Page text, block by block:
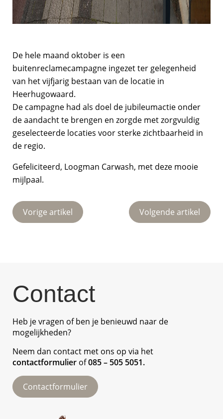
De hele maand oktober is een
buitenreclamecampagne ingezet ter gelegenheid
van het vijfjarig bestaan van de locatie in
Heerhugowaard.
De campagne had als doel de jubileumactie onder
de aandacht te brengen en zorgde met zorgvuldig
geselecteerde locaties voor sterke zichtbaarheid in
de regio.
Gefeliciteerd, Loogman Carwash, met deze mooie
mijlpaal.
Vorige artikel Volgende artikel
Contact
Heb je vragen of ben je benieuwd naar de
mogelijkheden?
Neem dan contact met ons op via het
contactformulier of085 – 505 5051.
Contactformulier